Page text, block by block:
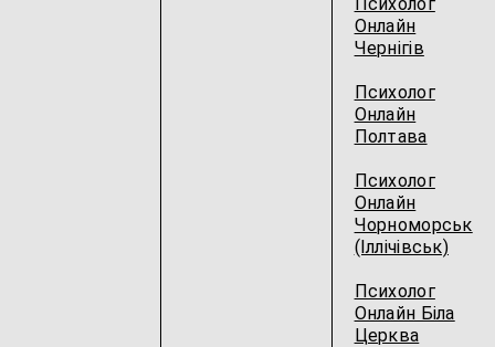
Онлайн
Чернігів
Психолог
Онлайн
Полтава
Психолог
Онлайн
Чорноморськ
(Іллічівськ)
Психолог
Онлайн Біла
Церква